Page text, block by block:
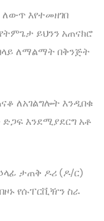
እየተመዘገበ
ይህንን አጠናክሮ
ለማልማት በቅንጅት
ለአገልግሎት እንዲበቁ
እንደሚያደርግ አቶ
ታጠቅ ዶሪ (ዶ/ር)
የሱፐርቪዥን ስራ